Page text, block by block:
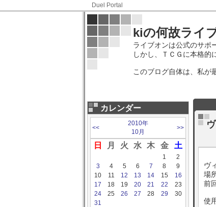
Duel Portal
kiの何故ライ
ライブオンは公式のサポ
しかし、ＴＣＧに本格的
このブログ自体は、私が
カレンダー
<<
2010年
10月
>>
日 月 火 水 木 金 土
1
2
3
4 5 6 7 8
9
10
11 12 13 14 15
16
17
18 19 20 21 22
23
24
25 26 27 28 29
30
31
ヴ
場
前
使